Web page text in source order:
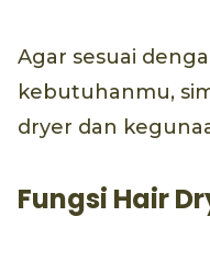
Agar sesuai
kebutuhanmu,
dryer dan
Fungsi Hair